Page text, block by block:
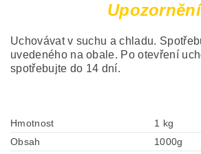
Upozornění
Uchovávat v suchu a chladu.
uvedeného na obale. Po otevření
spotřebujte do 14 dní.
Hmotnost
1 kg
Obsah
1000g